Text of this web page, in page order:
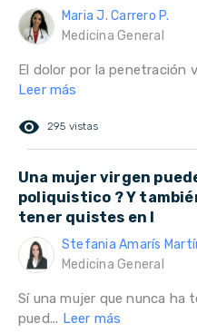
Maria J. Carrero P.
Medicina General
El dolor por la penetración
Leer más
remove_red_eye 295 vistas
Una mujer virgen
poliquistico ? Y
tener quistes en l
Stefania Amarís
Medicina General
Sí una mujer que nunca ha
pued... Leer más